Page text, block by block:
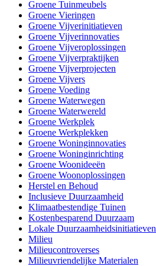
Groene Tuinmeubels
Groene Vieringen
Groene Vijverinitiatieven
Groene Vijverinnovaties
Groene Vijveroplossingen
Groene Vijverpraktijken
Groene Vijverprojecten
Groene Vijvers
Groene Voeding
Groene Waterwegen
Groene Waterwereld
Groene Werkplek
Groene Werkplekken
Groene Woninginnovaties
Groene Woninginrichting
Groene Woonideeën
Groene Woonoplossingen
Herstel en Behoud
Inclusieve Duurzaamheid
Klimaatbestendige Tuinen
Kostenbesparend Duurzaam
Lokale Duurzaamheidsinitiatieven
Milieu
Milieucontroverses
Milieuvriendelijke Materialen